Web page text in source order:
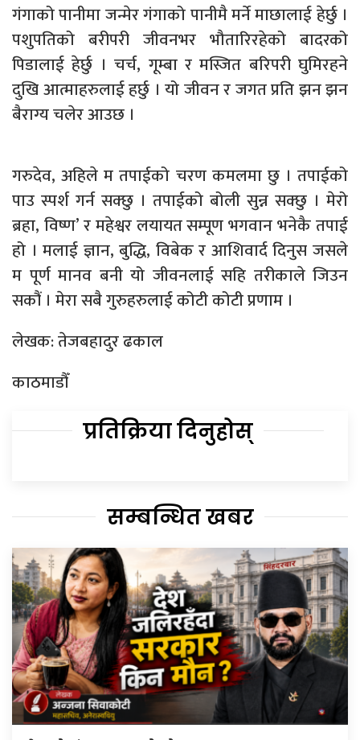
गंगाको पानीमा जन्मेर गंगाको पानीमै मर्ने माछालाई हेर्छु ।
पशुपतिको बरीपरी जीवनभर भौतारिरहेको बादरको
पिडालाई हेर्छु । चर्च, गूम्बा र मस्जित बरिपरी घुमिरहने
दुखि आत्माहरुलाई हर्छु । यो जीवन र जगत प्रति झन झन
बैराग्य चलेर आउछ ।
गरुदेव, अहिले म तपाईको चरण कमलमा छु । तपाईको
पाउ स्पर्श गर्न सक्छु । तपाईको बोली सुन्न सक्छु । मेरो
ब्रहा, विष्ण’ र महेश्वर लयायत सम्पूण भगवान भनेकै तपाई
हो । मलाई ज्ञान, बुद्धि, विबेक र आशिवार्द दिनुस जसले
म पूर्ण मानव बनी यो जीवनलाई सहि तरीकाले जिउन
सकौं । मेरा सबै गुरुहरुलाई कोटी कोटी प्रणाम ।
लेखक: तेजबहादुर ढकाल
काठमाडौँ
प्रतिक्रिया दिनुहोस्
सम्बन्धित खबर